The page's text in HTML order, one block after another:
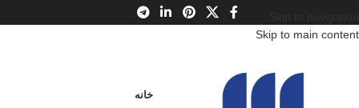
Skip to main content
خانه